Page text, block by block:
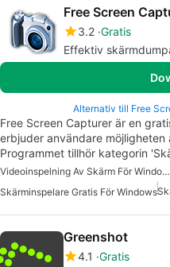
Free Screen
3.2 Gratis
Effektiv
Alternativ till Free
Free Screen Capturer är en
erbjuder användare
Programmet tillhör kategorin
Videoinspelning Av Skärm För Windows Gratis
Skärminspelare Gratis För Windows
Greenshot
4.1 Gratis